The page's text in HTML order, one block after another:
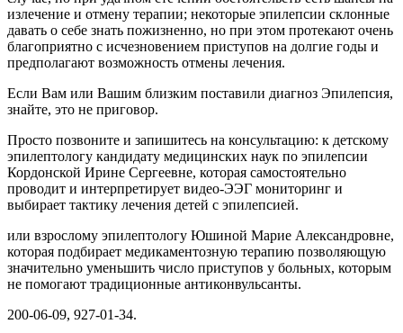
излечение и отмену терапии; некоторые эпилепсии склонные
давать о себе знать пожизненно, но при этом протекают очень
благоприятно с исчезновением приступов на долгие годы и
предполагают возможность отмены лечения.
Если Вам или Вашим близким поставили диагноз Эпилепсия,
знайте, это не приговор.
Просто позвоните и запишитесь на консультацию: к детскому
эпилептологу кандидату медицинских наук по эпилепсии
Кордонской Ирине Сергеевне, которая самостоятельно
проводит и интерпретирует видео-ЭЭГ мониторинг и
выбирает тактику лечения детей с эпилепсией.
или взрослому эпилептологу Юшиной Марие Александровне,
которая подбирает медикаментозную терапию позволяющую
значительно уменьшить число приступов у больных, которым
не помогают традиционные антиконвульсанты.
️200-06-09, 927-01-34.